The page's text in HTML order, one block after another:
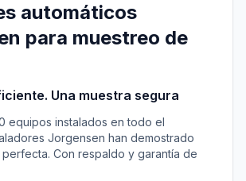
automáticos
para muestreo de
Una muestra segura
equipos instalados en todo el
Jorgensen han demostrado
Con respaldo y garantía de